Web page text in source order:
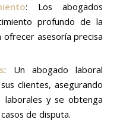
: Los abogados
profundo de la
ofrecer asesoría precisa
: Un abogado laboral
clientes, asegurando
y se obtenga
de disputa.